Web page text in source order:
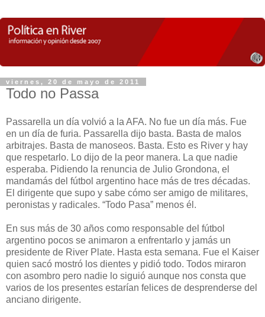
viernes, 20 de mayo de 2011
Todo no Passa
Passarella un día volvió a la AFA. No fue un día más. Fue
en un día de furia. Passarella dijo basta. Basta de malos
arbitrajes. Basta de manoseos. Basta. Esto es River y hay
que respetarlo. Lo dijo de la peor manera. La que nadie
esperaba. Pidiendo la renuncia de Julio Grondona, el
mandamás del fútbol argentino hace más de tres décadas.
El dirigente que supo y sabe cómo ser amigo de militares,
peronistas y radicales. “Todo Pasa” menos él.
En sus más de 30 años como responsable del fútbol
argentino pocos se animaron a enfrentarlo y jamás un
presidente de River Plate. Hasta esta semana. Fue el Kaiser
quien sacó mostró los dientes y pidió todo. Todos miraron
con asombro pero nadie lo siguió aunque nos consta que
varios de los presentes estarían felices de desprenderse del
anciano dirigente.